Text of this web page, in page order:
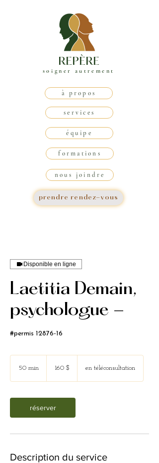
REPÈRE
soigner autrement
à propos
services
équipe
formations
nous joindre
prendre rendez-vous
Disponible en ligne
Laetitia Demain,
psychologue -
#permis 12876-16
50 min
i
n
160 $ en téléconsultation
réserver
Description du service